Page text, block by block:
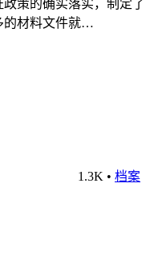
策的确实落实，制定了
的材料文件就…
1.3K • 档案